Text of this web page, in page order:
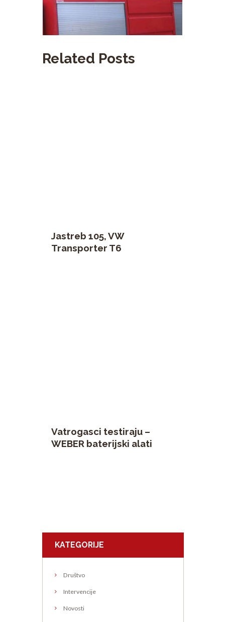
Related Posts
Jastreb 105, VW
Transporter T6
Vatrogasci testiraju –
WEBER baterijski alati
KATEGORIJE
Društvo
Intervencije
Novosti